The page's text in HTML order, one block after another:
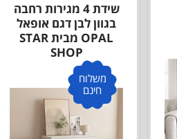
שידת 4 מגירות רחבה
בגוון לבן דגם אופאל
OPAL מבית STAR
SHOP
משלוח
חינם